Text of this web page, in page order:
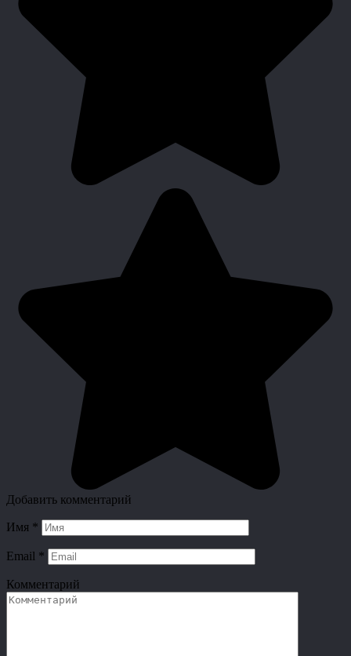
Добавить комментарий
Имя *
Email *
Комментарий